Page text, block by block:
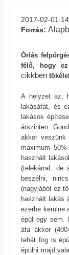
2017-02-01
Forrás:
Óriás
félő, hogy
cikkben
A helyzet az,
lakásáfát, és
lakások
árszinten.
akkor
maximum
használt
(telekárral, de
beszélni,
(nagyjából ez
használt lakás
ezerbe kerülne
épül egy sem.
áfa akkor
tehát fog is
épülni majd